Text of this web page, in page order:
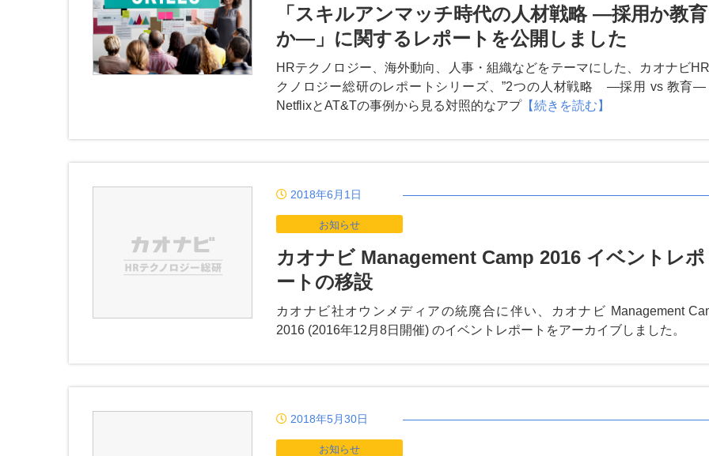
「スキルアンマッチ時代の人材戦略 ―採用か教育
か―」に関するレポートを公開しました
HRテクノロジー、海外動向、人事・組織などをテーマにした、カオナビ
クノロジー総研のレポートシリーズ、”2つの人材戦略 ―採用 vs 教育―
NetflixとAT&Tの事例から見る対照的なアプ【続きを読む】
2018年6月1日
お知らせ
カオナビ Management Camp 2016 イベントレポ
ートの移設
カオナビ社オウンメディアの統廃合に伴い、カオナビ Management
2016 (2016年12月8日開催) のイベントレポートをアーカイブしました。
2018年5月30日
お知らせ